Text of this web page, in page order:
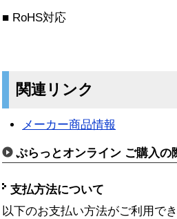
■ RoHS対応
関連リンク
メーカー商品情報
ぷらっとオンライン ご購入の
支払方法について
以下のお支払い方法がご利用で